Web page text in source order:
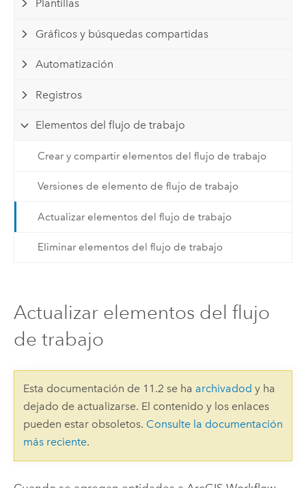
Plantillas
Gráficos y búsquedas compartidas
Automatización
Registros
Elementos del flujo de trabajo
Crear y compartir elementos del flujo de trabajo
Versiones de elemento de flujo de trabajo
Actualizar elementos del flujo de trabajo
Eliminar elementos del flujo de trabajo
Actualizar elementos del flujo
de trabajo
Esta documentación de 11.2 se ha archivadod y ha
dejado de actualizarse. El contenido y los enlaces
pueden estar obsoletos. Consulte la documentación
más reciente.